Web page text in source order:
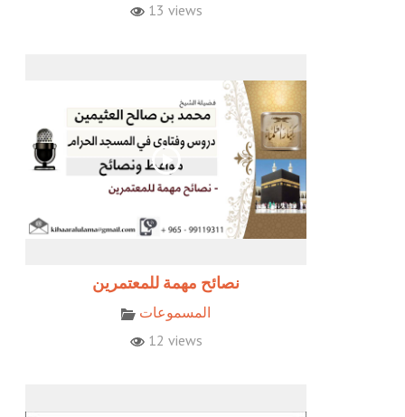
13 views
نصائح مهمة للمعتمرين
المسموعات
12 views